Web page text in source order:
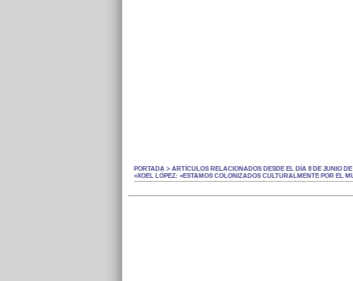
PORTADA > ARTÍCULOS RELACIONADOS DESDE EL DÍA 8 DE JUNIO DE
«XOEL LÓPEZ: «ESTAMOS COLONIZADOS CULTURALMENTE POR EL